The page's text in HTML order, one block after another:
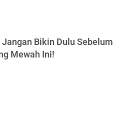
Bikin Dulu Sebelum
Mewah Ini!